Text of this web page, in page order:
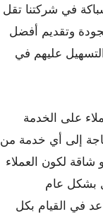
في شركتنا تقل
الجودة وتقديم أفضل
عليهم في
على الخدمة
إلى أي خدمة من
لكون العملاء
بشكل عام
في القيام بكل